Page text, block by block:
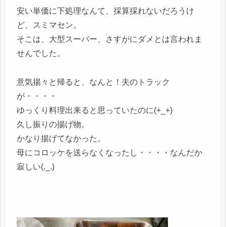
安い単価に下処理なんて、採算採れないだろうけ
ど、スミマセン。
そこは、大型スーパー、さすがにダメとは言われま
せんでした。
意気揚々と帰ると、なんと！夫のトラック
が・・・・
ゆっくり料理出来ると思っていたのに(+_+)
久し振りの揚げ物。
かなり揚げてなかった。
母にコロッケを送らなくなったし・・・・なんだか
寂しい(._.)